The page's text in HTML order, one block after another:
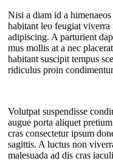
Nisi a diam id a
habitant leo feugiat
adipiscing. A parturient
mus mollis at a nec
habitant suscipit tempus
ridiculus proin
Volutpat suspendisse
augue porta aliquet
cras consectetur ipsum
sagittis. A luctus non
malesuada ad dis cras